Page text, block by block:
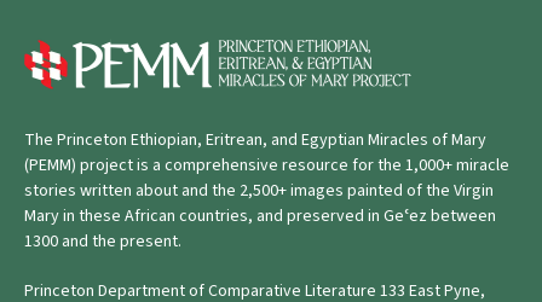
The Princeton Ethiopian, Eritrean, and Egyptian Miracles of Mary
(PEMM) project is a comprehensive resource for the 1,000+ miracle
stories written about and the 2,500+ images painted of the Virgin
Mary in these African countries, and preserved in Geʿez between
1300 and the present.
Princeton Department of Comparative Literature 133 East Pyne,